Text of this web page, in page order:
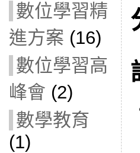
數位學習精
進方案 (16)
數位學習高
峰會 (2)
數學教育
(1)